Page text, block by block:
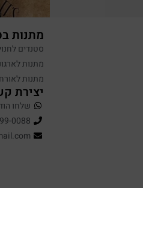
מתנות
סטנדים
מתנות
מתנות
יצירת
שלחו
0088